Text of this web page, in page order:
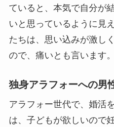
ていると、本気で自分が
いと思っているように見
たちは、思い込みが激し
ので、痛いとも言います。
独身アラフォーへの男
アラフォー世代で、婚活
は、子どもが欲しいので